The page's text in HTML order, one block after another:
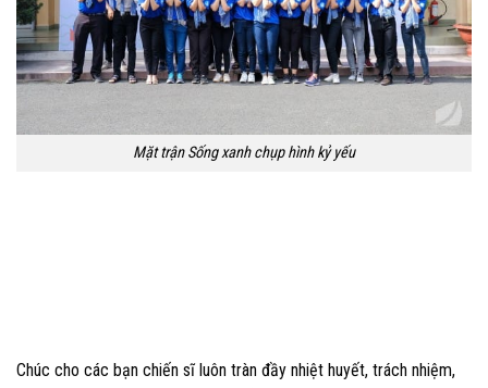
Mặt trận Sống xanh chụp hình kỷ yếu
Chúc cho các bạn chiến sĩ luôn tràn đầy nhiệt huyết, trách nhiệm,